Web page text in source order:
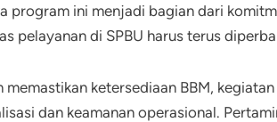
program ini menjadi bagian dari
pelayanan di SPBU harus terus
memastikan ketersediaan BBM,
dan keamanan operasional.